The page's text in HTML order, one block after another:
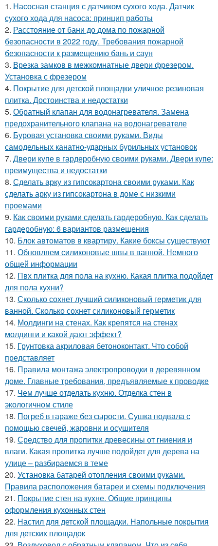
1. Насосная станция с датчиком сухого хода. Датчик
сухого хода для насоса: принцип работы
2. Расстояние от бани до дома по пожарной
безопасности в 2022 году. Требования пожарной
безопасности к размещению бань и саун
3. Врезка замков в межкомнатные двери фрезером.
Установка с фрезером
4. Покрытие для детской площадки уличное резиновая
плитка. Достоинства и недостатки
5. Обратный клапан для водонагревателя. Замена
предохранительного клапана на водонагревателе
6. Буровая установка своими руками. Виды
самодельных канатно-ударных бурильных установок
7. Двери купе в гардеробную своими руками. Двери купе:
преимущества и недостатки
8. Сделать арку из гипсокартона своими руками. Как
сделать арку из гипсокартона в доме с низкими
проемами
9. Как своими руками сделать гардеробную. Как сделать
гардеробную: 6 вариантов размещения
10. Блок автоматов в квартиру. Какие боксы существуют
11. Обновляем силиконовые швы в ванной. Немного
общей информации
12. Пвх плитка для пола на кухню. Какая плитка подойдет
для пола кухни?
13. Сколько сохнет лучший силиконовый герметик для
ванной. Сколько сохнет силиконовый герметик
14. Молдинги на стенах. Как крепятся на стенах
молдинги и какой дают эффект?
15. Грунтовка акриловая бетоноконтакт. Что собой
представляет
16. Правила монтажа электропроводки в деревянном
доме. Главные требования, предъявляемые к проводке
17. Чем лучше отделать кухню. Отделка стен в
экологичном стиле
18. Погреб в гараже без сырости. Сушка подвала с
помощью свечей, жаровни и осушителя
19. Средство для пропитки древесины от гниения и
влаги. Какая пропитка лучше подойдет для дерева на
улице – разбираемся в теме
20. Установка батарей отопления своими руками.
Правила расположения батареи и схемы подключения
21. Покрытие стен на кухне. Общие принципы
оформления кухонных стен
22. Настил для детской площадки. Напольные покрытия
для детских площадок